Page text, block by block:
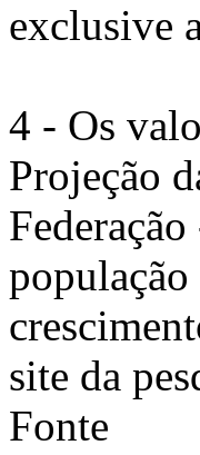
exclusive
4 - Os
Projeção
site da
Fonte